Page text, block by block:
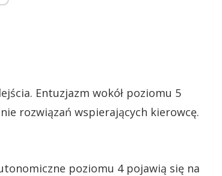
Entuzjazm wokół poziomu 5
rozwiązań wspierających kierowcę.
poziomu 4 pojawią się na